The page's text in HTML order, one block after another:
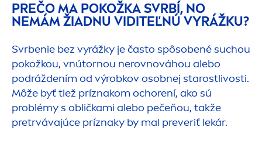
PREČO MA POKOŽKA SVRBÍ, NO
NEMÁM ŽIADNU VIDITEĽNÚ VYRÁŽKU?
Svrbenie bez vyrážky je často spôsobené suchou
pokožkou, vnútornou nerovnováhou alebo
podráždením od výrobkov osobnej starostlivosti.
Môže byť tiež príznakom ochorení, ako sú
problémy s obličkami alebo pečeňou, takže
pretrvávajúce príznaky by mal preveriť lekár.